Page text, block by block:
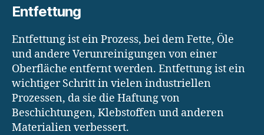
Entfettung
Entfettung ist ein Prozess, bei dem Fette, Öle
und andere Verunreinigungen von einer
Oberfläche entfernt werden. Entfettung ist ein
wichtiger Schritt in vielen industriellen
Prozessen, da sie die Haftung von
Beschichtungen, Klebstoffen und anderen
Materialien verbessert.